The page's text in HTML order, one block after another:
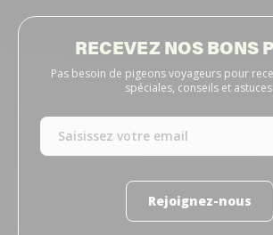
RECEVEZ NOS BONS
Pas besoin de pigeons voyageurs pour
spéciales, conseils et astuces.
Rejoignez-nous